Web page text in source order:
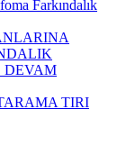
Farkındalık
DEVAM
TIRI